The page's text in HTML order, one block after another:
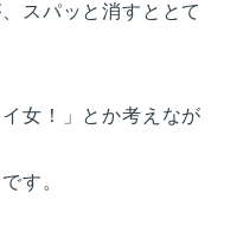
スパッと消すととて
女！」とか考えなが
す。